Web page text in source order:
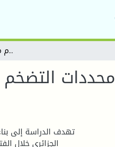
محددات التضخم في الجزائر دراسة قياسية باستخدام منهجية التكامل المشترك
محددات
تهدف الدراسة إلى